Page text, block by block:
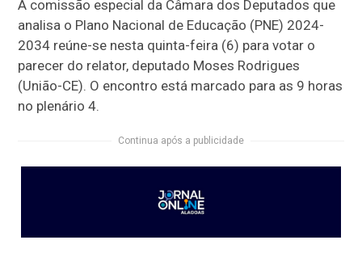
A comissão especial da Câmara dos Deputados que
analisa o Plano Nacional de Educação (PNE) 2024-
2034 reúne-se nesta quinta-feira (6) para votar o
parecer do relator, deputado Moses Rodrigues
(União-CE). O encontro está marcado para as 9 horas
no plenário 4.
Continua após a publicidade